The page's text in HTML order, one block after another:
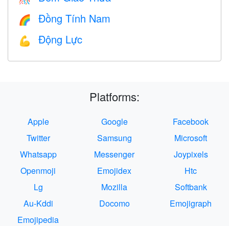
🌈 Đồng Tính Nam
💪 Động Lực
Platforms:
Apple Google
Facebook
Twitter
Samsung
Microsoft
Whatsapp
Messenger
Joypixels
Openmoji
Emojidex
Htc
Lg
Mozilla
Softbank
Au-Kddi
Docomo
Emojigraph
Emojipedia